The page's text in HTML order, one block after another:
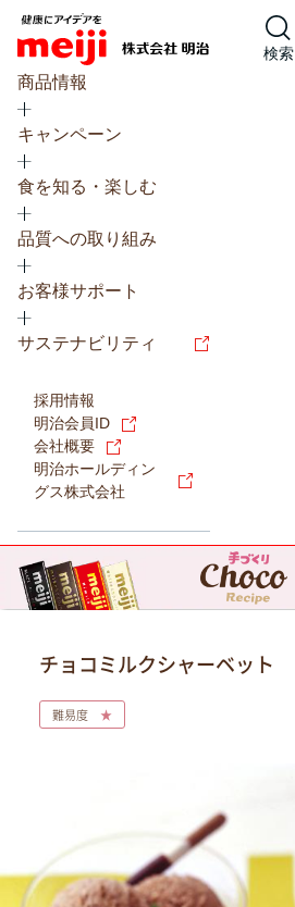
検索
商品情報
キャンペーン
食を知る・楽しむ
品質への取り組み
お客様サポート
サステナビリティ
採用情報
明治会員ID
会社概要
明治ホールディン
グス株式会社
チョコミルクシャーベット
難易度 ★